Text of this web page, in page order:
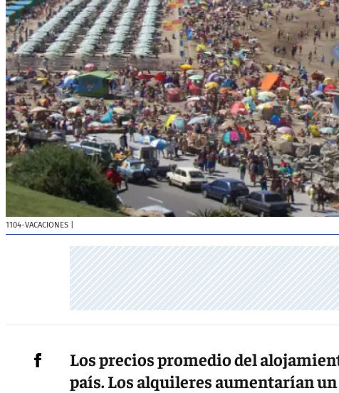
1104-VACACIONES
Los precios promedio del
país. Los alquileres aumentarían un